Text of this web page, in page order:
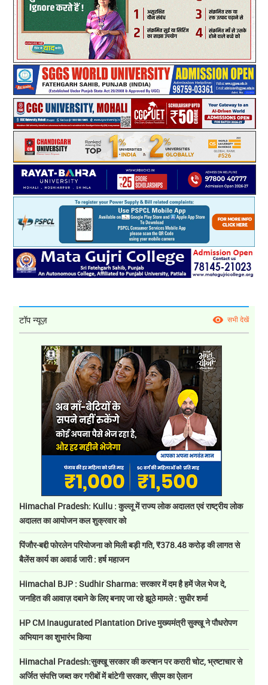
टॉप न्यूज़ सभी देखें
Himachal Pradesh: Kullu : कुल्लू में राज्य लोक अदालत एवं राष्ट्रीय लोक
अदालत का आयोजन कल शुक्रवार को
पिंजौर-बद्दी फोरलेन परियोजना को मिली बड़ी गति, ₹378.48 करोड़ की लागत से
बैलेंस कार्य का अवार्ड जारी : हर्ष महाजन
Himachal BJP : Sudhir Sharma: सरकार में दम है हमें जेल भेज दे,
जनहित की आवाज़ दबाने के लिए बनाए जा रहे झूठे मामले : सुधीर शर्मा
HP CM Inaugurated Plantation Drive मुख्यमंत्री सुक्खू ने पौधरोपण
अभियान का शुभारंभ किया
Himachal Pradesh:सुक्खू सरकार की करप्शन पर करारी चोट, भ्रष्टाचार से
अर्जित संपत्ति जब्त कर गरीबों में बांटेगी सरकार, सीएम का ऐलान